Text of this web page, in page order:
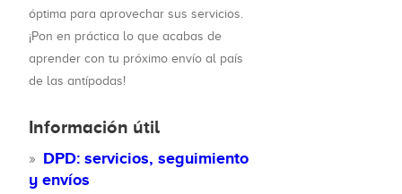
óptima para aprovechar sus servicios.
¡Pon en práctica lo que acabas de
aprender con tu próximo envío al país
de las antípodas!
Información útil
DPD: servicios, seguimiento
y envíos